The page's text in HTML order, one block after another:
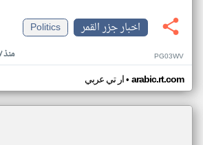
اخبار جزر القمر
Politics
منذ ٧ أشهر PG03WV
ار تي عربي• arabic.rt.com